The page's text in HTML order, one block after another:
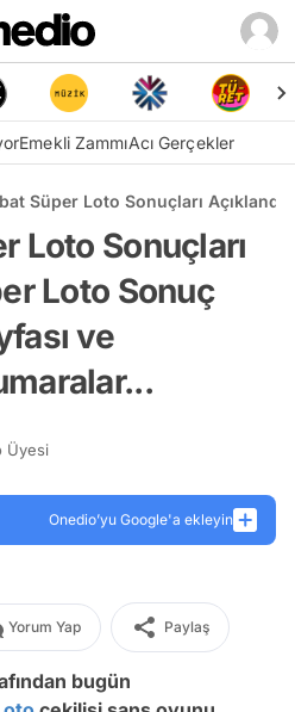
Emekli ZammıAcı Gerçekler
Süper Loto Sonuçları
Loto Sonuçları
Loto Sonuç
ve
Üyesi
Onedio’yu Google'a ekleyin
Yorum Yap Paylaş
bugün